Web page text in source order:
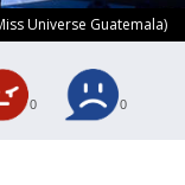
Universe Guatemala)
0 0